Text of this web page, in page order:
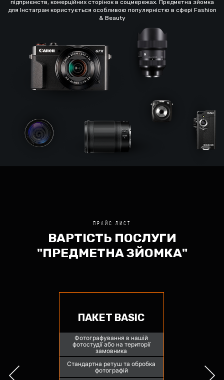
підприємств, комерційних сторінок в соцмережах. Предметна зйомка
для Інстаграм користується особливою популярністю в сфері Fashion
& Beauty
ПРАЙС ЛИСТ
ВАРТІСТЬ ПОСЛУГИ
"ПРЕДМЕТНА ЗЙОМКА"
ПАКЕТ BASIC
Фотографування в нашій
фотостудії або на території
замовника
Стандартна ретуш та обробка
фотографій